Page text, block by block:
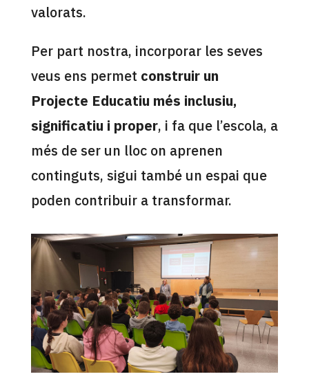
valorats.
Per part nostra, incorporar les seves
veus ens permet construir un
Projecte Educatiu més inclusiu,
significatiu i proper, i fa que l’escola, a
més de ser un lloc on aprenen
continguts, sigui també un espai que
poden contribuir a transformar.